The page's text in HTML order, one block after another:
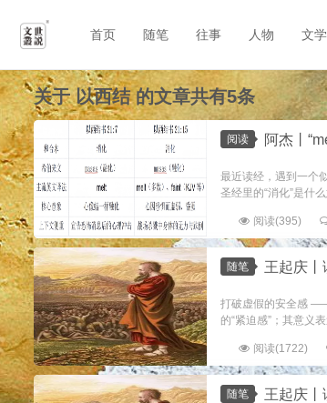
首页 随笔 往事 人物 文学
关于以西结的文章共有5条
阅读 阿杰丨“melt”
最近读经，遇到一个
圣经里的“消化”是什
阅读(395)
随笔 王起庆丨
打破虚假的安全感
的“紧迫感”；其意义
阅读(1722)
随笔 王起庆丨